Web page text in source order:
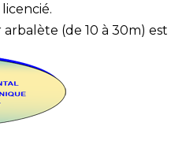
(de 10 à 30m) est